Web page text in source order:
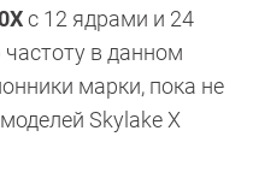
с 12 ядрами и 24
в данном
марки, пока не
Skylake X